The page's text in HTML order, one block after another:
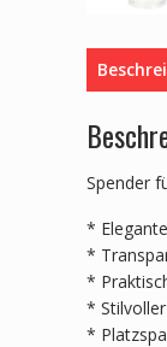
Spender
*
*
*
*
*